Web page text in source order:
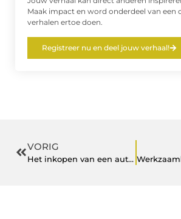
Maak impact en word onderdeel van
verhalen ertoe doen.
Registreer nu en deel jouw verhaal!
VORIG
Het inkopen van een auto anno 2020